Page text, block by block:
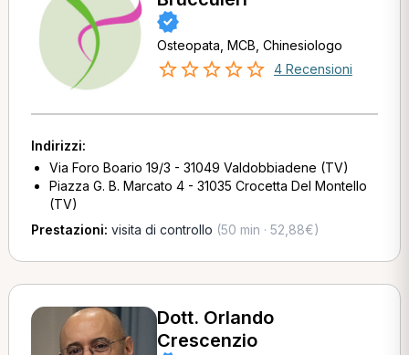
Osteopata, MCB, Chinesiologo
4 Recensioni
Indirizzi:
Via Foro Boario 19/3 - 31049 Valdobbiadene (TV)
Piazza G. B. Marcato 4 - 31035 Crocetta Del Montello
(TV)
Prestazioni: visita di controllo (50 min · 52,88€)
Dott. Orlando
Crescenzio